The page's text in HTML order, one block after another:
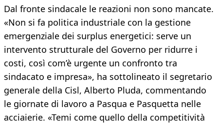
Dal fronte sindacale le reazioni non sono mancate.
«Non si fa politica industriale con la gestione
emergenziale dei surplus energetici: serve un
intervento strutturale del Governo per ridurre i
costi, così com’è urgente un confronto tra
sindacato e impresa», ha sottolineato il segretario
generale della Cisl, Alberto Pluda, commentando
le giornate di lavoro a Pasqua e Pasquetta nelle
acciaierie. «Temi come quello della competitività